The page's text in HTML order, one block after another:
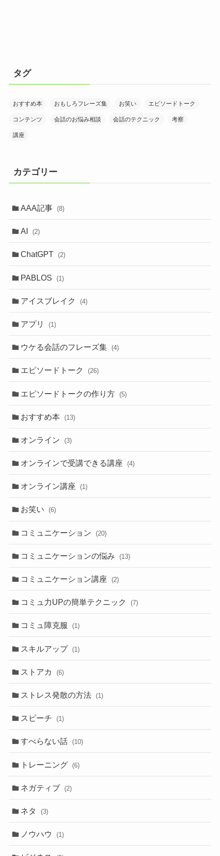
タグ
おすすめ本 おもしろフレーズ集 お笑い エピソードトーク
コンテンツ 会話のお悩み相談 会話のテクニック 考察
講座
カテゴリー
AAA記事 (8)
AI (2)
ChatGPT (2)
PABLOS (1)
アイスブレイク (4)
アプリ (1)
ウケる会話のフレーズ集 (4)
エピソードトーク (26)
エピソードトークの作り方 (5)
おすすめ本 (13)
オンライン (3)
オンラインで受講できる講座 (4)
オンライン講座 (1)
お笑い (6)
コミュニケーション (20)
コミュニケーションの悩み (13)
コミュニケーション講座 (2)
コミュ力UPの簡単テクニック (7)
コミュ障克服 (1)
スキルアップ (1)
ストアカ (6)
ストレス発散の方法 (1)
スピーチ (1)
すべらない話 (10)
トレーニング (6)
ネガティブ (2)
ネタ (3)
ノウハウ (1)